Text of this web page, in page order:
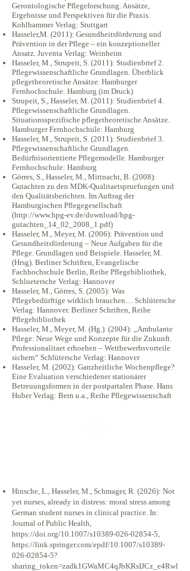
Gerontologische Pflegeforschung. Ansätze,
Ergebnisse und Perspektiven für die Praxis.
Kohlhammer Verlag: Stuttgart
Hasseler,M. (2011): Gesundheitsförderung und
Prävention in der Pflege – ein konzeptioneller
Ansatz. Juventa Verlag: Weinheim
Hasseler, M., Strupeit, S. (2011): Studienbrief 2.
Pflegewissenschaftliche Grundlagen. Überblick
pflegetheoretische Ansätze. Hamburger
Fernhochschule: Hamburg (im Druck)
Strupeit, S., Hasseler, M. (2011): Studienbrief 4.
Pflegewissenschaftliche Grundlagen.
Situationsspezifische pflegetheoretische Ansätze.
Hamburger Fernhochschule: Hamburg
Hasseler, M., Strupeit, S. (2011): Studienbrief 3.
Pflegewissenschaftliche Grundlagen.
Bedürfnisorientierte Pflegemodelle. Hamburger
Fernhochschule: Hamburg
Görres, S., Hasseler, M., Mittnacht, B. (2008):
Gutachten zu den MDK-Qualitaetspruefungen und
den Qualitätsberichten. Im Auftrag der
Hamburgischen Pflegegesellschaft
(http://www.hpg-ev.de/download/hpg-
gutachten_14_02_2008_1.pdf)
Hasseler, M., Meyer, M. (2006): Prävention und
Gesundheitsförderung – Neue Aufgaben für die
Pflege. Grundlagen und Beispiele. Hasseler, M.
(Hrsg). Berliner Schriften, Evangelische
Fachhochschule Berlin, Reihe Pflegebibliothek,
Schluetersche Verlag: Hannover
Hasseler, M., Görres, S. (2005): Was
Pflegebedürftige wirklich brauchen… Schlütersche
Verlag: Hannover. Berliner Schriften, Reihe
Pflegebibliothek
Hasseler, M., Meyer, M. (Hg.). (2004): „Ambulante
Pflege: Neue Wege und Konzepte für die Zukunft.
Professionalitaet erhoehen – Wettbewerbsvorteile
sichern“ Schlütersche Verlag: Hannover
Hasseler, M. (2002): Ganzheitliche Wochenpflege?
Eine Evaluation verschiedener stationärer
Betreuungsformen in der postpartalen Phase. Hans
Huber Verlag: Bern u.a., Reihe Pflegewissenschaft
Hinsche, L., Hasseler, M., Schmager, R. (2026): Not
yet nurses, already in distress: moral stress among
German student nurses in clinical practice. In:
Journal of Public Health,
https://doi.org/10.1007/s10389-026-02854-5,
https://link.springer.com/epdf/10.1007/s10389-
026-02854-5?
sharing_token=zadk1GWaMC4qJbKRsIJCz_e4Rwl